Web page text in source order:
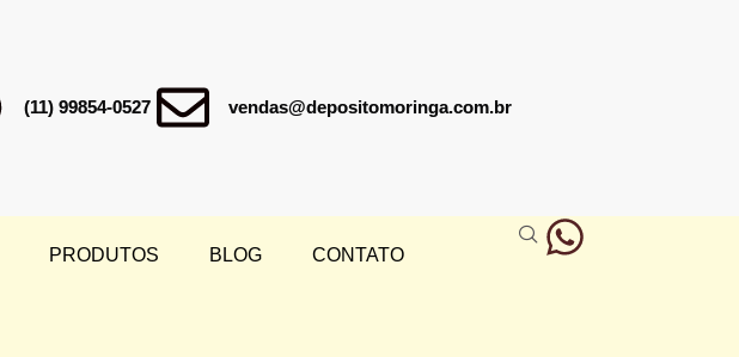
(11) 99854-0527 vendas@depositomoringa.com.br
PRODUTOS BLOG CONTATO